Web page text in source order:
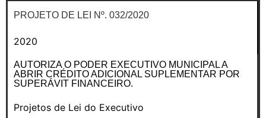
PROJETO DE LEI Nº. 032/2020
2020
AUTORIZA O PODER EXECUTIVO MUNICIPAL A
ABRIR CRÉDITO ADICIONAL SUPLEMENTAR POR
SUPERÁVIT FINANCEIRO.
Projetos de Lei do Executivo